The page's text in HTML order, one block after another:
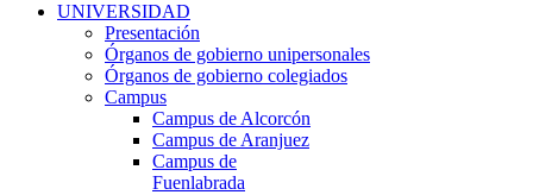
UNIVERSIDAD
Presentación
Órganos de gobierno unipersonales
Órganos de gobierno colegiados
Campus
Campus de Alcorcón
Campus de Aranjuez
Campus de
Fuenlabrada